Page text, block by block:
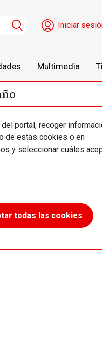
Menú deIniciar
Multimedia
portal, recoger
de estas cookies o en
y seleccionar cuáles
todas las cookies